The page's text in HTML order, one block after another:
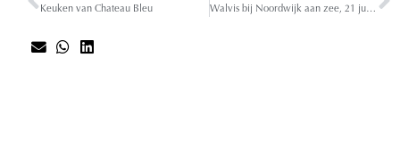
Keuken van Chateau Bleu Walvis bij Noordwijk aan zee, 21 juni 2024